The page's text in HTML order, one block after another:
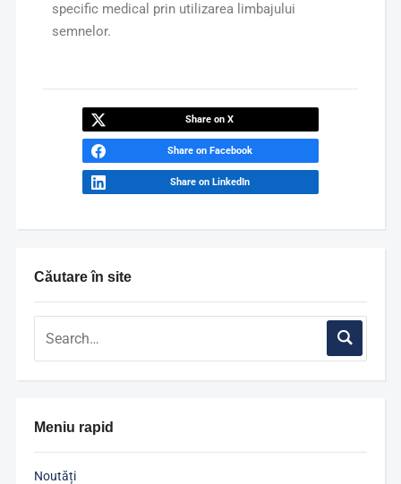
Căutare în site
Meniu rapid
Noutăți
specific medical prin utilizarea limbajului
semnelor.
Share on X
Share on Facebook
Share on LinkedIn